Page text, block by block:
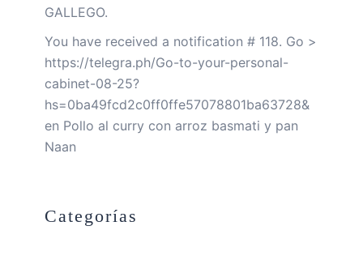
GALLEGO.
You have received a notification # 118. Go >
https://telegra.ph/Go-to-your-personal-
cabinet-08-25?
hs=0ba49fcd2c0ff0ffe57078801ba63728&
en Pollo al curry con arroz basmati y pan
Naan
Categorías